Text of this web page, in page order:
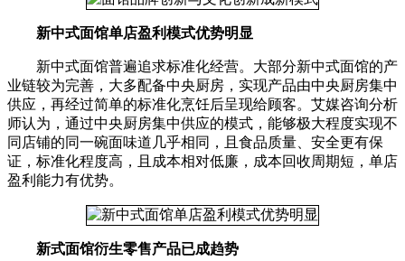
新中式面馆单店盈利模式优势明显
新中式面馆普遍追求标准化经营。大部分新中式面馆的产
业链较为完善，大多配备中央厨房，实现产品由中央厨房集中
供应，再经过简单的标准化烹饪后呈现给顾客。艾媒咨询分析
师认为，通过中央厨房集中供应的模式，能够极大程度实现不
同店铺的同一碗面味道几乎相同，且食品质量、安全更有保
证，标准化程度高，且成本相对低廉，成本回收周期短，单店
盈利能力有优势。
新式面馆衍生零售产品已成趋势